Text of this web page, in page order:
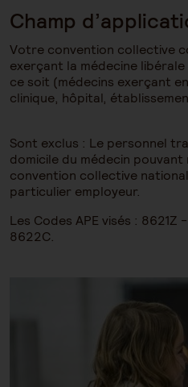
Champ
Votre convention collective
exerçant la médecine
ce soit (médecins exerçant
clinique, hôpital,
Sont exclus : Le personnel
domicile du médecin
convention collective
particulier employeur.
Les Codes APE visés :
8622C.